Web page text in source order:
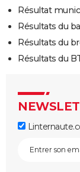
Résultat
Résultats du
Résultats du
Résultats du